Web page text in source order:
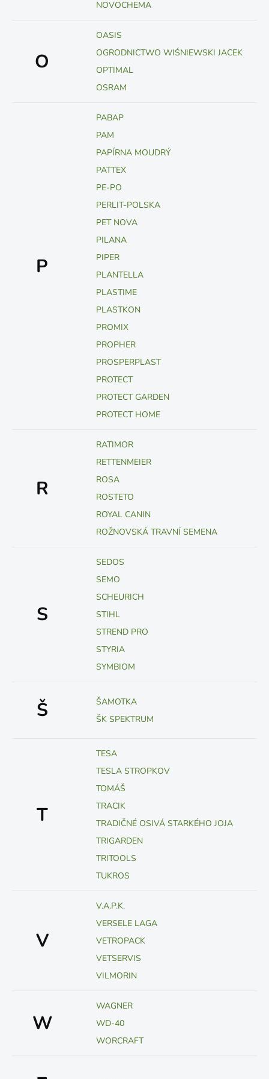
NOVOCHEMA
O
OASIS
OGRODNICTWO WIŚNIEWSKI JACEK
OPTIMAL
OSRAM
P
PABAP
PAM
PAPÍRNA MOUDRÝ
PATTEX
PE-PO
PERLIT-POLSKA
PET NOVA
PILANA
PIPER
PLANTELLA
PLASTIME
PLASTKON
PROMIX
PROPHER
PROSPERPLAST
PROTECT
PROTECT GARDEN
PROTECT HOME
R
RATIMOR
RETTENMEIER
ROSA
ROSTETO
ROYAL CANIN
ROŽNOVSKÁ TRAVNÍ SEMENA
S
SEDOS
SEMO
SCHEURICH
STIHL
STREND PRO
STYRIA
SYMBIOM
Š
ŠAMOTKA
ŠK SPEKTRUM
T
TESA
TESLA STROPKOV
TOMÁŠ
TRACIK
TRADIČNÉ OSIVÁ STARKÉHO JOJA
TRIGARDEN
TRITOOLS
TUKROS
V
V.A.P.K.
VERSELE LAGA
VETROPACK
VETSERVIS
VILMORIN
W
WAGNER
WD-40
WORCRAFT